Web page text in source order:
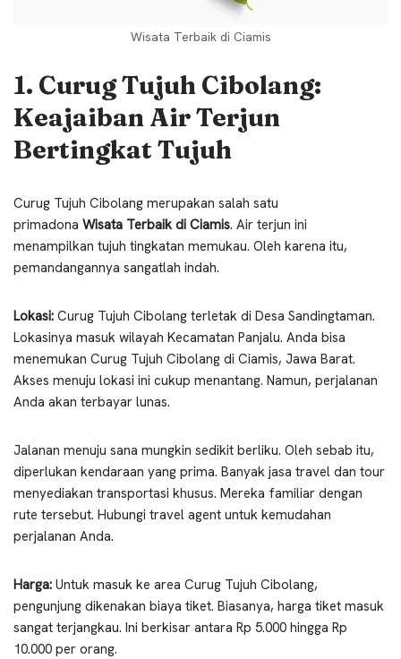
Wisata Terbaik di Ciamis
1. Curug Tujuh Cibolang:
Keajaiban Air Terjun
Bertingkat Tujuh
Curug Tujuh Cibolang merupakan salah satu
primadona Wisata Terbaik di Ciamis. Air terjun ini
menampilkan tujuh tingkatan memukau. Oleh karena itu,
pemandangannya sangatlah indah.
Lokasi: Curug Tujuh Cibolang terletak di Desa Sandingtaman.
Lokasinya masuk wilayah Kecamatan Panjalu. Anda bisa
menemukan Curug Tujuh Cibolang di Ciamis, Jawa Barat.
Akses menuju lokasi ini cukup menantang. Namun, perjalanan
Anda akan terbayar lunas.
Jalanan menuju sana mungkin sedikit berliku. Oleh sebab itu,
diperlukan kendaraan yang prima. Banyak jasa travel dan tour
menyediakan transportasi khusus. Mereka familiar dengan
rute tersebut. Hubungi travel agent untuk kemudahan
perjalanan Anda.
Harga: Untuk masuk ke area Curug Tujuh Cibolang,
pengunjung dikenakan biaya tiket. Biasanya, harga tiket masuk
sangat terjangkau. Ini berkisar antara Rp 5.000 hingga Rp
10.000 per orang.